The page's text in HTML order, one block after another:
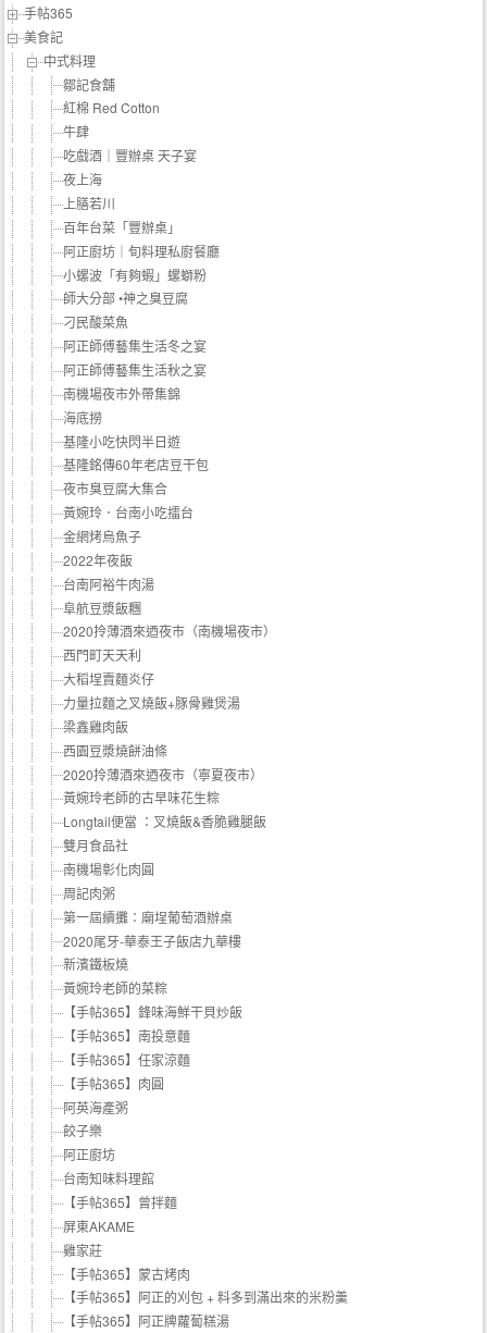
手帖365
美食記
中式料理
鄒記食舖
紅棉 Red Cotton
牛肆
吃戲酒｜豐辦桌 天子宴
夜上海
上膳若川
百年台菜「豐辦桌」
阿正廚坊｜旬料理私廚餐廳
小螺波「有夠蝦」螺螄粉
師大分部 •神之臭豆腐
刁民酸菜魚
阿正師傅藝集生活冬之宴
阿正師傅藝集生活秋之宴
南機場夜市外帶集錦
海底撈
基隆小吃快閃半日遊
基隆銘傳60年老店豆干包
夜市臭豆腐大集合
黃婉玲．台南小吃擂台
金網烤烏魚子
2022年夜飯
台南阿裕牛肉湯
阜航豆漿飯糰
2020拎薄酒來迺夜市（南機場夜市）
西門町天天利
大稻埕賣麵炎仔
力量拉麵之叉燒飯+豚骨雞煲湯
梁鑫雞肉飯
西園豆漿燒餅油條
2020拎薄酒來迺夜市（寧夏夜市）
黃婉玲老師的古早味花生粽
Longtail便當 ：叉燒飯&香脆雞腿飯
雙月食品社
南機場彰化肉圓
周記肉粥
第一屆續攤：廟埕葡萄酒辦桌
2020尾牙-華泰王子飯店九華樓
新濱鐵板燒
黃婉玲老師的菜粽
【手帖365】鋒味海鮮干貝炒飯
【手帖365】南投意麵
【手帖365】任家涼麵
【手帖365】肉圓
阿英海產粥
餃子樂
阿正廚坊
台南知味料理館
【手帖365】曾拌麵
屏東AKAME
雞家莊
【手帖365】蒙古烤肉
【手帖365】阿正的刈包 + 料多到滿出來的米粉羹
【手帖365】阿正牌蘿蔔糕湯